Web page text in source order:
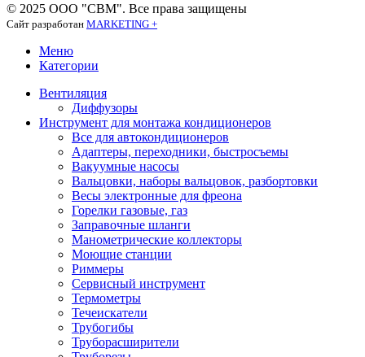
© 2025 ООО "СВМ". Все права защищены
Сайт разработан MARKETING +
Меню
Категории
Вентиляция
Диффузоры
Инструмент для монтажа кондиционеров
Все для автокондиционеров
Адаптеры, переходники, быстросъемы
Вакуумные насосы
Вальцовки, наборы вальцовок, разбортовки
Весы электронные для фреона
Горелки газовые, газ
Заправочные шланги
Манометрические коллекторы
Моющие станции
Риммеры
Сервисный инструмент
Термометры
Течеискатели
Трубогибы
Труборасширители